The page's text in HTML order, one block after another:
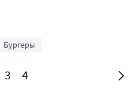
Бургеры
3 4